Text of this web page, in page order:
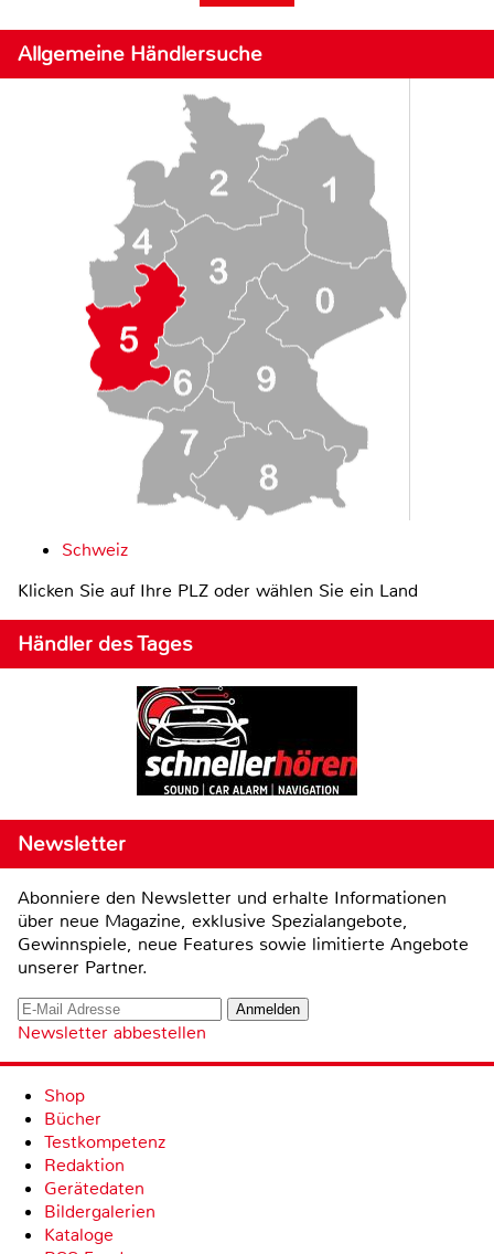
Allgemeine Händlersuche
Schweiz
Klicken Sie auf Ihre PLZ oder wählen Sie ein Land
Händler des Tages
Newsletter
Abonniere den Newsletter und erhalte Informationen
über neue Magazine, exklusive Spezialangebote,
Gewinnspiele, neue Features sowie limitierte Angebote
unserer Partner.
Newsletter abbestellen
Shop
Bücher
Testkompetenz
Redaktion
Gerätedaten
Bildergalerien
Kataloge